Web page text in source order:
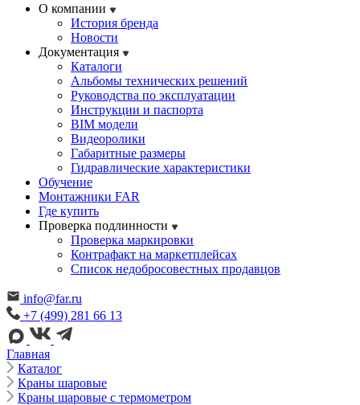
О компании
История бренда
Новости
Документация
Каталоги
Альбомы технических решений
Руководства по эксплуатации
Инструкции и паспорта
BIM модели
Видеоролики
Габаритные размеры
Гидравлические характеристики
Обучение
Монтажники FAR
Где купить
Проверка подлинности
Проверка маркировки
Контрафакт на маркетплейсах
Cписок недобросовестных продавцов
info@far.ru
+7 (499) 281 66 13
Главная
Каталог
Краны шаровые
Краны шаровые с термометром